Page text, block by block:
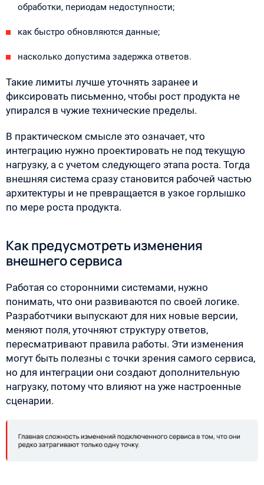
обработки, периодам недоступности;
как быстро обновляются данные;
насколько допустима задержка ответов.
Такие лимиты лучше уточнять заранее и
фиксировать письменно, чтобы рост продукта не
упирался в чужие технические пределы.
В практическом смысле это означает, что
интеграцию нужно проектировать не под текущую
нагрузку, а с учетом следующего этапа роста. Тогда
внешняя система сразу становится рабочей частью
архитектуры и не превращается в узкое горлышко
по мере роста продукта.
Как предусмотреть изменения
внешнего сервиса
Работая со сторонними системами, нужно
понимать, что они развиваются по своей логике.
Разработчики выпускают для них новые версии,
меняют поля, уточняют структуру ответов,
пересматривают правила работы. Эти изменения
могут быть полезны с точки зрения самого сервиса,
но для интеграции они создают дополнительную
нагрузку, потому что влияют на уже настроенные
сценарии.